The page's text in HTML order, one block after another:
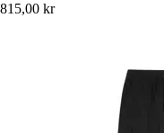
815,00 kr